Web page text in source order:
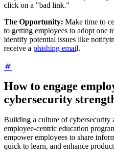
click on a "bad link."
The Opportunity: Make time to
to getting employees to adopt one
identify potential issues like
receive a phishing email.
How to engage
cybersecurity
Building a culture of cybersecurity
employee-centric education
empower employees to share
quick to learn, and enhance